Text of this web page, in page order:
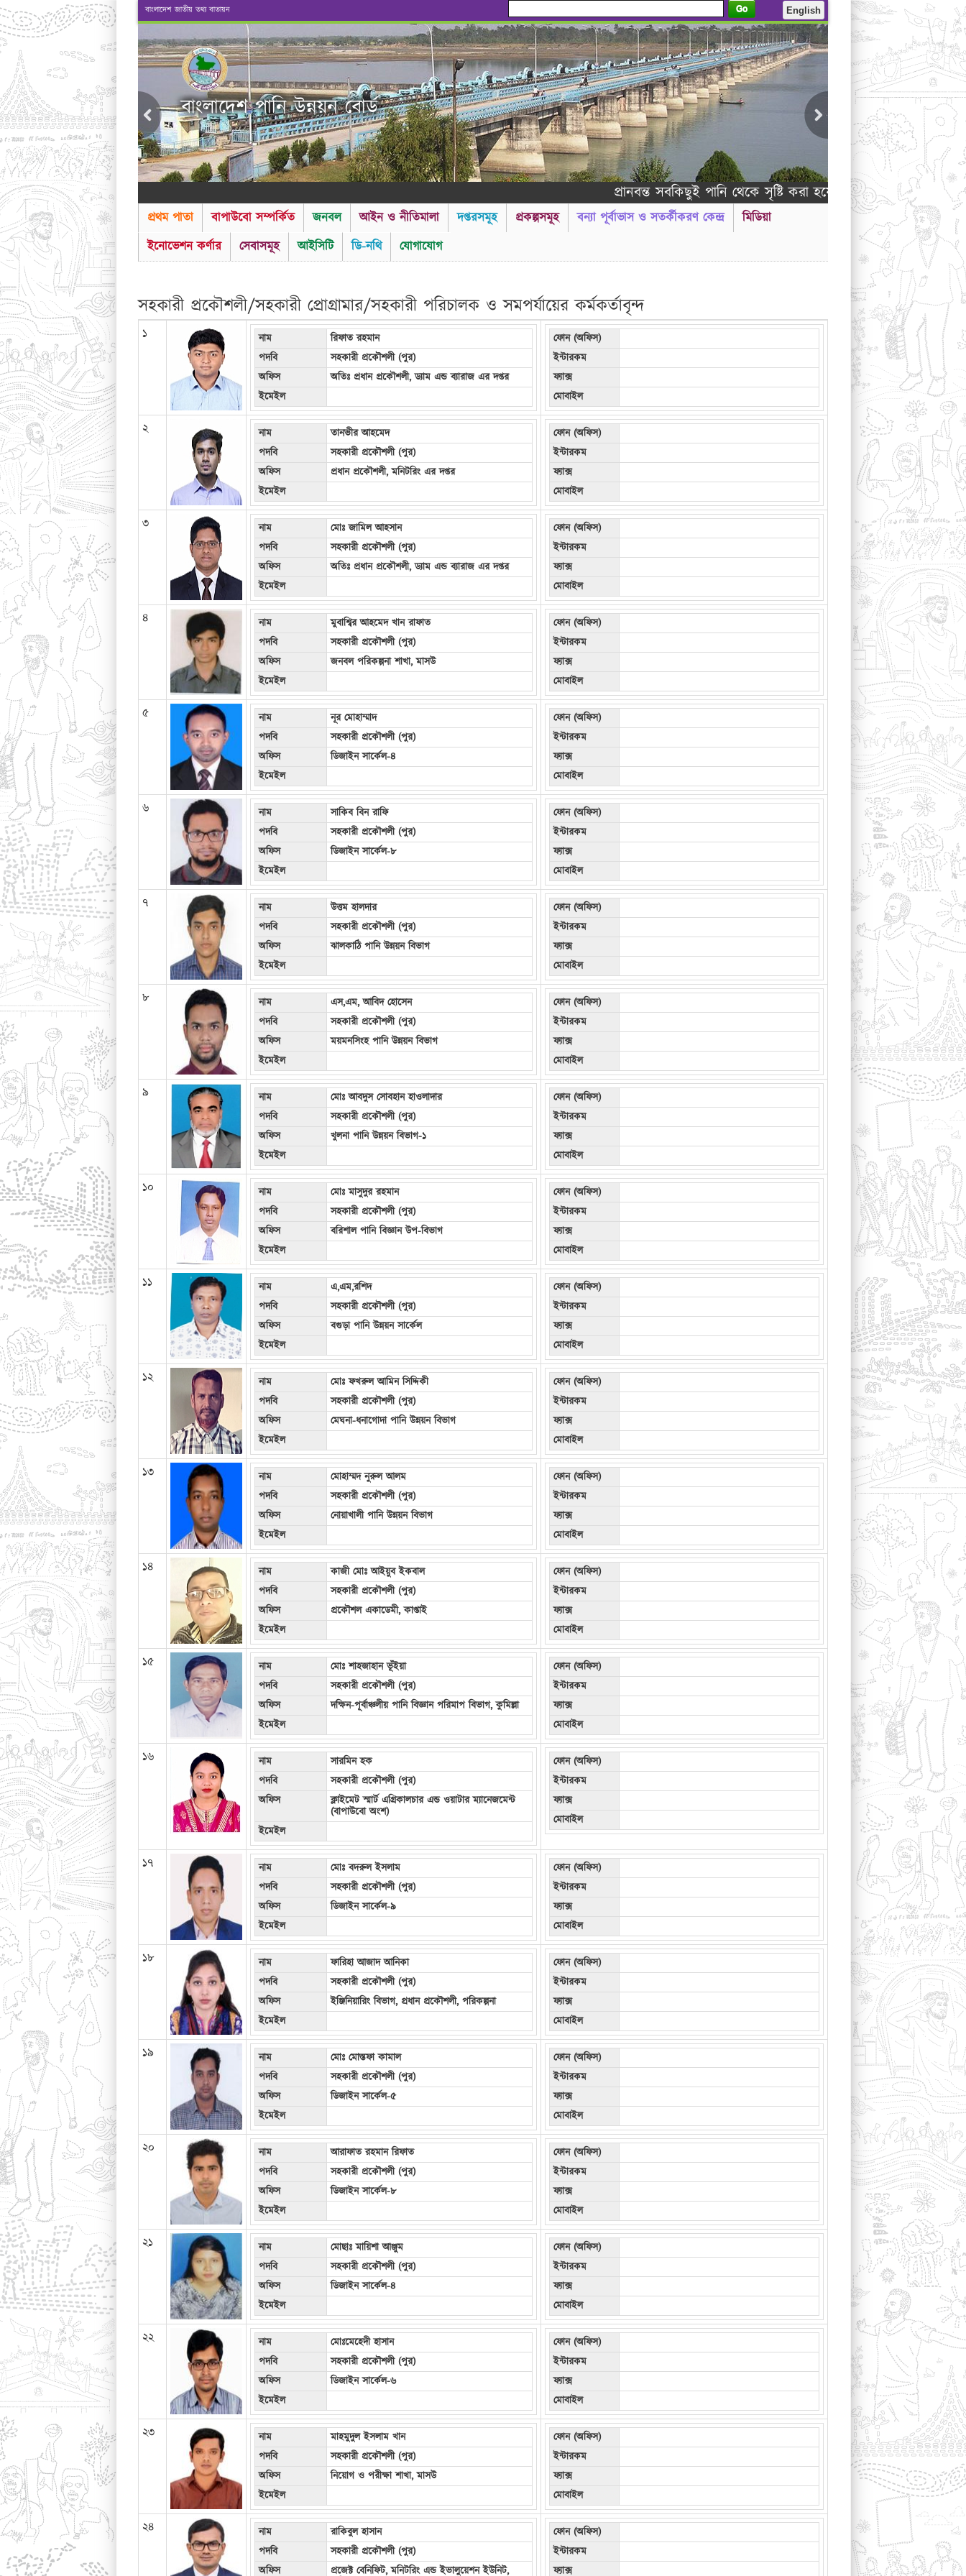
বাংলাদেশ জাতীয় তথ্য বাতায়ন Go English
বাংলাদেশ পানি উন্নয়ন বোর্ড
প্রানবন্ত সবকিছুই পানি থেকে সৃষ্টি করা হয়েছে - আল কুরআন (২১:৩০)
প্রথম পাতা বাপাউবো সম্পর্কিত জনবল আইন ও নীতিমালা দপ্তরসমূহ প্রকল্পসমূহ বন্যা পূর্বাভাস ও সতর্কীকরণ কেন্দ্র
মিডিয়া
ইনোভেশন কর্ণার
সেবাসমূহ আইসিটি ডি-নথি যোগাযোগ
সহকারী প্রকৌশলী/সহকারী প্রোগ্রামার/সহকারী পরিচালক ও সমপর্যায়ের কর্মকর্তাবৃন্দ
১ নাম
রিফাত রহমান
পদবি
সহকারী প্রকৌশলী (পুর)
অফিস
অতিঃ প্রধান প্রকৌশলী, ড্যাম এন্ড ব্যারাজ এর দপ্তর
ইমেইল
ফোন (অফিস)
ইন্টারকম
ফ্যাক্স
মোবাইল
২ নাম
তানভীর আহমেদ
পদবি
সহকারী প্রকৌশলী (পুর)
অফিস
প্রধান প্রকৌশলী, মনিটরিং এর দপ্তর
ইমেইল
ফোন (অফিস)
ইন্টারকম
ফ্যাক্স
মোবাইল
৩ নাম
মোঃ জামিল আহসান
পদবি
সহকারী প্রকৌশলী (পুর)
অফিস
অতিঃ প্রধান প্রকৌশলী, ড্যাম এন্ড ব্যারাজ এর দপ্তর
ইমেইল
ফোন (অফিস)
ইন্টারকম
ফ্যাক্স
মোবাইল
৪ নাম
মুবাশ্বির আহমেদ খান রাফাত
পদবি
সহকারী প্রকৌশলী (পুর)
অফিস
জনবল পরিকল্পনা শাখা, মাসউ
ইমেইল
ফোন (অফিস)
ইন্টারকম
ফ্যাক্স
মোবাইল
৫ নাম
নূর মোহাম্মাদ
পদবি
সহকারী প্রকৌশলী (পুর)
অফিস
ডিজাইন সার্কেল-৪
ইমেইল
ফোন (অফিস)
ইন্টারকম
ফ্যাক্স
মোবাইল
৬ নাম
সাকিব বিন রাফি
পদবি
সহকারী প্রকৌশলী (পুর)
অফিস
ডিজাইন সার্কেল-৮
ইমেইল
ফোন (অফিস)
ইন্টারকম
ফ্যাক্স
মোবাইল
৭ নাম
উত্তম হালদার
পদবি
সহকারী প্রকৌশলী (পুর)
অফিস
ঝালকাঠি পানি উন্নয়ন বিভাগ
ইমেইল
ফোন (অফিস)
ইন্টারকম
ফ্যাক্স
মোবাইল
৮ নাম
এস,এম, আবিদ হোসেন
পদবি
সহকারী প্রকৌশলী (পুর)
অফিস
ময়মনসিংহ পানি উন্নয়ন বিভাগ
ইমেইল
ফোন (অফিস)
ইন্টারকম
ফ্যাক্স
মোবাইল
৯ নাম
মোঃ আবদুস সোবহান হাওলাদার
পদবি
সহকারী প্রকৌশলী (পুর)
অফিস
খুলনা পানি উন্নয়ন বিভাগ-১
ইমেইল
ফোন (অফিস)
ইন্টারকম
ফ্যাক্স
মোবাইল
১০ নাম
মোঃ মাসুদুর রহমান
পদবি
সহকারী প্রকৌশলী (পুর)
অফিস
বরিশাল পানি বিজ্ঞান উপ-বিভাগ
ইমেইল
ফোন (অফিস)
ইন্টারকম
ফ্যাক্স
মোবাইল
১১ নাম
এ,এম,রশিদ
পদবি
সহকারী প্রকৌশলী (পুর)
অফিস
বগুড়া পানি উন্নয়ন সার্কেল
ইমেইল
ফোন (অফিস)
ইন্টারকম
ফ্যাক্স
মোবাইল
১২ নাম
মোঃ ফখরুল আমিন সিদ্দিকী
পদবি
সহকারী প্রকৌশলী (পুর)
অফিস
মেঘনা-ধনাগোদা পানি উন্নয়ন বিভাগ
ইমেইল
ফোন (অফিস)
ইন্টারকম
ফ্যাক্স
মোবাইল
১৩ নাম
মোহাম্মদ নুরুল আলম
পদবি
সহকারী প্রকৌশলী (পুর)
অফিস
নোয়াখালী পানি উন্নয়ন বিভাগ
ইমেইল
ফোন (অফিস)
ইন্টারকম
ফ্যাক্স
মোবাইল
১৪ নাম
কাজী মোঃ আইয়ুব ইকবাল
পদবি
সহকারী প্রকৌশলী (পুর)
অফিস
প্রকৌশল একাডেমী, কাপ্তাই
ইমেইল
ফোন (অফিস)
ইন্টারকম
ফ্যাক্স
মোবাইল
১৫ নাম
মোঃ শাহজাহান ভূঁইয়া
পদবি
সহকারী প্রকৌশলী (পুর)
অফিস
দক্ষিন-পূর্বাঞ্চলীয় পানি বিজ্ঞান পরিমাপ বিভাগ, কুমিল্লা
ইমেইল
ফোন (অফিস)
ইন্টারকম
ফ্যাক্স
মোবাইল
১৬ নাম
সারমিন হক
পদবি
সহকারী প্রকৌশলী (পুর)
অফিস
ক্লাইমেট স্মার্ট এগ্রিকালচার এন্ড ওয়াটার ম্যানেজমেন্ট
(বাপাউবো অংশ)
ইমেইল
ফোন (অফিস)
ইন্টারকম
ফ্যাক্স
মোবাইল
১৭ নাম
মোঃ বদরুল ইসলাম
পদবি
সহকারী প্রকৌশলী (পুর)
অফিস
ডিজাইন সার্কেল-৯
ইমেইল
ফোন (অফিস)
ইন্টারকম
ফ্যাক্স
মোবাইল
১৮ নাম
ফারিহা আজাদ আনিকা
পদবি
সহকারী প্রকৌশলী (পুর)
অফিস
ইঞ্জিনিয়ারিং বিভাগ, প্রধান প্রকৌশলী, পরিকল্পনা
ইমেইল
ফোন (অফিস)
ইন্টারকম
ফ্যাক্স
মোবাইল
১৯ নাম
মোঃ মোস্তফা কামাল
পদবি
সহকারী প্রকৌশলী (পুর)
অফিস
ডিজাইন সার্কেল-৫
ইমেইল
ফোন (অফিস)
ইন্টারকম
ফ্যাক্স
মোবাইল
২০ নাম
আরাফাত রহমান রিফাত
পদবি
সহকারী প্রকৌশলী (পুর)
অফিস
ডিজাইন সার্কেল-৮
ইমেইল
ফোন (অফিস)
ইন্টারকম
ফ্যাক্স
মোবাইল
২১ নাম
মোছাঃ মায়িশা আঞ্জুম
পদবি
সহকারী প্রকৌশলী (পুর)
অফিস
ডিজাইন সার্কেল-৪
ইমেইল
ফোন (অফিস)
ইন্টারকম
ফ্যাক্স
মোবাইল
২২ নাম
মোঃমেহেদী হাসান
পদবি
সহকারী প্রকৌশলী (পুর)
অফিস
ডিজাইন সার্কেল-৬
ইমেইল
ফোন (অফিস)
ইন্টারকম
ফ্যাক্স
মোবাইল
২৩ নাম
মাহমুদুল ইসলাম খান
পদবি
সহকারী প্রকৌশলী (পুর)
অফিস
নিয়োগ ও পরীক্ষা শাখা, মাসউ
ইমেইল
ফোন (অফিস)
ইন্টারকম
ফ্যাক্স
মোবাইল
২৪ নাম
রাকিবুল হাসান
পদবি
সহকারী প্রকৌশলী (পুর)
অফিস
প্রজেক্ট বেনিফিট, মনিটরিং এন্ড ইভালুয়েশন ইউনিট,
ফোন (অফিস)
ইন্টারকম
ফ্যাক্স